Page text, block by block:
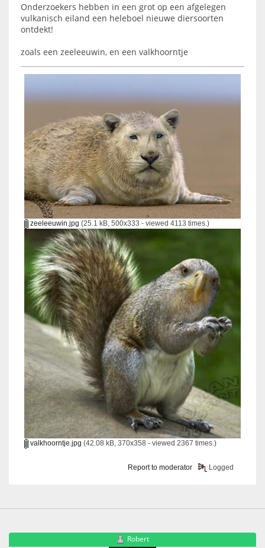
Onderzoekers hebben in een grot op een afgelegen
vulkanisch eiland een heleboel nieuwe diersoorten
ontdekt!
zoals een zeeleeuwin, en een valkhoorntje
zeeleeuwin.jpg (25.1 kB, 500x333 - viewed 4113 times.)
valkhoorntje.jpg (42.08 kB, 370x358 - viewed 2367 times.)
Report to moderator Logged
Robert